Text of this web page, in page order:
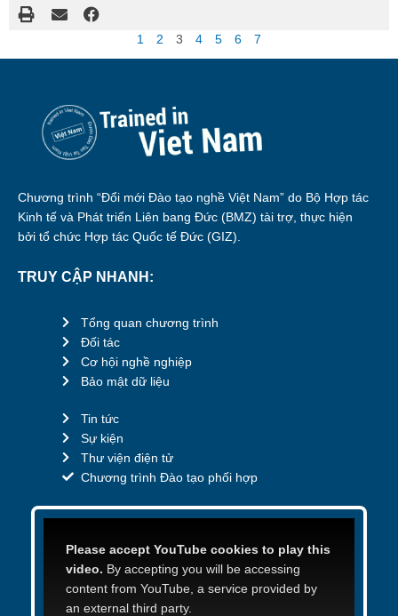
1 2 3 4 5 6 7
Chương trình “Đổi mới Đào tạo nghề Việt Nam” do Bộ Hợp tác
Kinh tế và Phát triển Liên bang Đức (BMZ) tài trợ, thực hiện
bởi tổ chức Hợp tác Quốc tế Đức (GIZ).
TRUY CẬP NHANH:
Tổng quan chương trình
Đối tác
Cơ hội nghề nghiệp
Bảo mật dữ liệu
Tin tức
Sự kiện
Thư viện điện tử
Chương trình Đào tạo phối hợp
Please accept YouTube cookies to play this
video. By accepting you will be accessing
content from YouTube, a service provided by
an external third party.